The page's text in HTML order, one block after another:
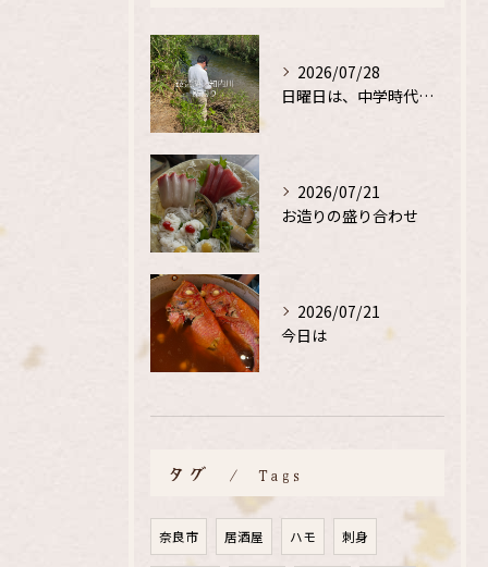
2026/07/28
日曜日は、中学時代の、同級生と鮎釣り
2026/07/21
お造りの盛り合わせ
2026/07/21
今日は
タグ Tags
奈良市 居酒屋 ハモ 刺身